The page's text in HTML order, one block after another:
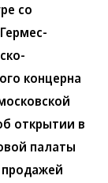
со
концерна
открытии в
палаты